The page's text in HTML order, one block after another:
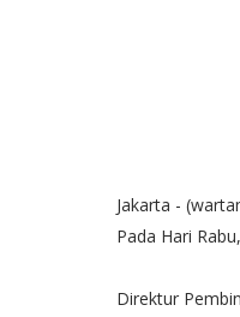
Jakarta -
Pada Hari
Direktur